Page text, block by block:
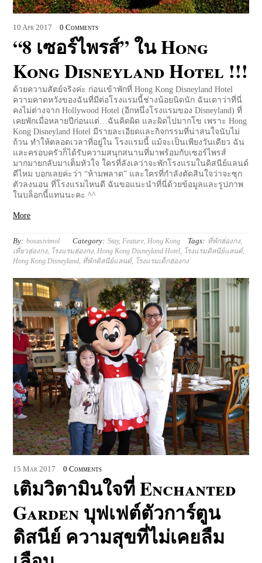
10 Apr 2017 0 Comments
“8 เซอร์ไพรส์” ใน Hong
Kong Disneyland Hotel !!!
ด้วยความสัตย์จริงค่ะ ก่อนเข้าพักที่ Hong Kong Disneyland Hotel
ความคาดหวังของฉันที่มีต่อโรงแรมนี้ช่างน้อยนิดนัก ฉันเดาว่าที่นี่
คงไม่ต่างจาก Hollywood Hotel (อีกหนึ่งโรงแรมของ Disneyland) ที่
เคยพักเมื่อหลายปีก่อนแต่…ฉันคิดผิด และผิดไปมากโข เพราะ Hong
Kong Disneyland Hotel มีรายละเอียดและกิจกรรมที่น่าสนใจนับไม่
ถ้วน ทำให้ตลอดเวลาที่อยู่ใน โรงแรมนี้ แม้จะเป็นเพียงวันเดียว ฉัน
และครอบครัวก็ได้รับความสนุกสนานที่มาพร้อมกับเซอร์ไพรส์
มากมายกลับมาเต็มหัวใจ ใครที่ลังเลว่าจะพักโรงแรมในดิสนีย์แลนด์
ดีไหม บอกเลยค่ะว่า “ห้ามพลาด” และใครที่กำลังตัดสินใจว่าจะซุก
ตัวลงนอน ที่โรงแรมไหนดี ฉันขอแนะนำที่นี่ด้วยข้อมูลและรูปภาพ
ในบล็อกนี้แทนนะคะ ^^
More
By: bosasivimol Category: Stay, Feature Hong Kong Tags: ที่พักฮ่องกง,
เที่ยวฮ่องกง, โรงแรมฮ่องกง, Hong Kong Disneyland Hotel โรงแรมดิสนีย์แลนด์,
Hong Kong Disneyland ที่พักดิสนีย์แลนด์, โรงแรมเด็กฮ่องกง
15 Mar 2017 0 Comments
เติมวิตามินใจที่ Enchanted
Garden บุฟเฟต์ตัวการ์ตูน
ดิสนีย์ ความสุขที่ไม่เคยลืม